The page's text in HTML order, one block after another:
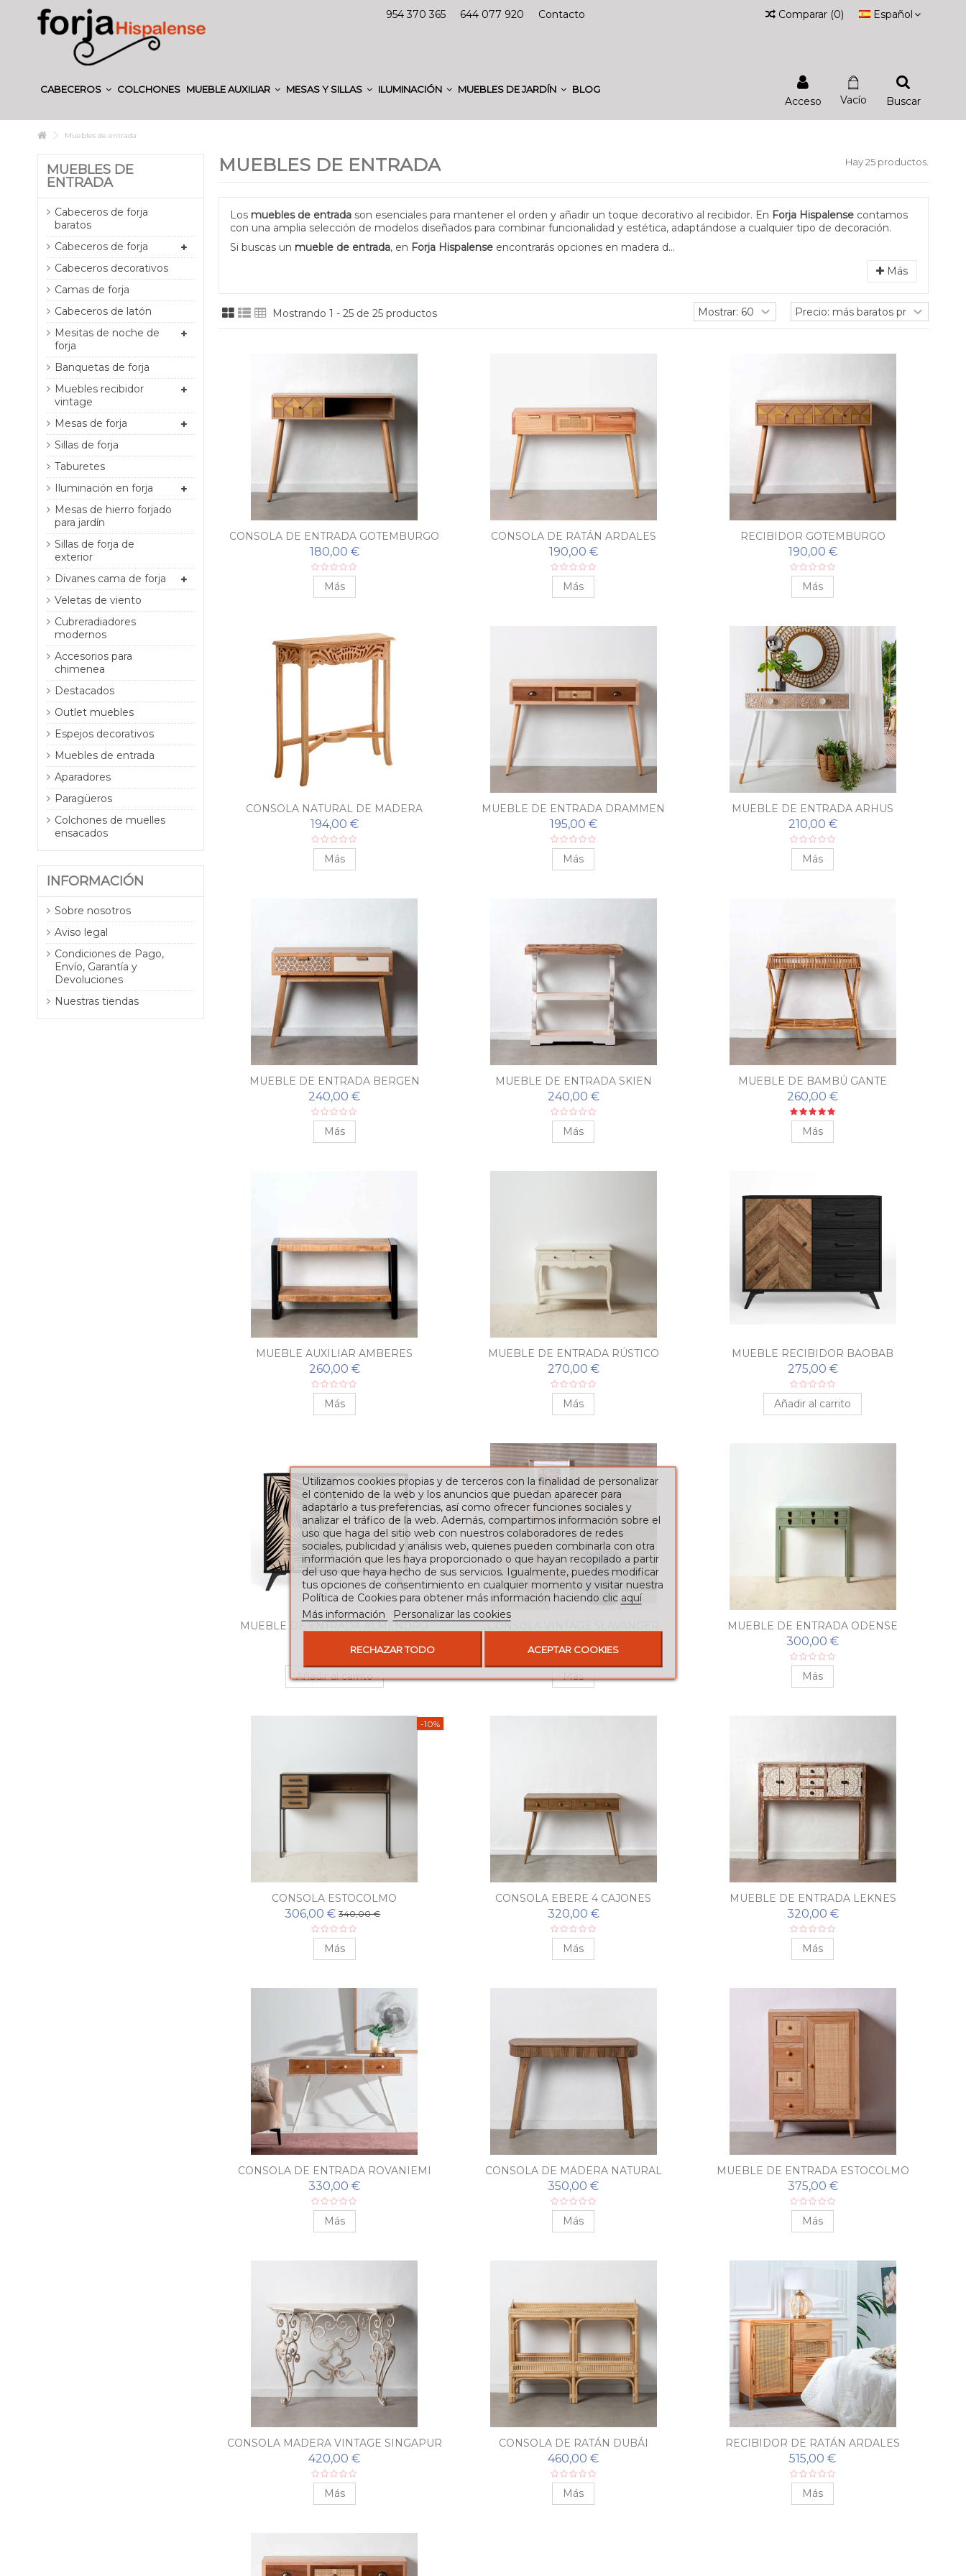
954 370 365 644 077 920 Contacto Español
Comparar (0)
CABECEROS COLCHONES MUEBLE AUXILIAR MESAS Y SILLAS ILUMINACIÓN MUEBLES DE JARDÍN BLOG
Buscar
Vacío
Acceso
Muebles de entrada
MUEBLES DE ENTRADA Hay 25 productos.
Los muebles de entrada son esenciales para mantener el orden y añadir un toque decorativo al recibidor. En Forja Hispalense contamos
con una amplia selección de modelos diseñados para combinar funcionalidad y estética, adaptándose a cualquier tipo de decoración.
Si buscas un mueble de entrada, en Forja Hispalense encontrarás opciones en madera d...
Más
Mostrando 1 - 25 de 25 productos
CONSOLA DE ENTRADA GOTEMBURGO
180,00 €
Más
CONSOLA DE RATÁN ARDALES
190,00 €
Más
RECIBIDOR GOTEMBURGO
190,00 €
Más
CONSOLA NATURAL DE MADERA
ATALAJE
194,00 €
Más
MUEBLE DE ENTRADA DRAMMEN
195,00 €
Más
MUEBLE DE ENTRADA ARHUS
210,00 €
Más
MUEBLE DE ENTRADA BERGEN
240,00 €
Más
MUEBLE DE ENTRADA SKIEN
240,00 €
Más
MUEBLE DE BAMBÚ GANTE
260,00 €
Más
MUEBLE AUXILIAR AMBERES
260,00 €
Más
MUEBLE DE ENTRADA RÚSTICO
CÓRDOBA
270,00 €
Más
MUEBLE RECIBIDOR BAOBAB
275,00 €
Añadir al carrito
MUEBLE DE ENTRADA ALMENDRO
Añadir al carrito
CONSOLA VINTAGE SLAVANGER
Más
MUEBLE DE ENTRADA ODENSE
300,00 €
Más
-10%
CONSOLA ESTOCOLMO
306,00 €340,00 €
Más
CONSOLA EBERE 4 CAJONES
320,00 €
Más
MUEBLE DE ENTRADA LEKNES
320,00 €
Más
CONSOLA DE ENTRADA ROVANIEMI
330,00 €
Más
CONSOLA DE MADERA NATURAL
LONDRES
350,00 €
Más
MUEBLE DE ENTRADA ESTOCOLMO
375,00 €
Más
CONSOLA MADERA VINTAGE SINGAPUR
420,00 €
Más
CONSOLA DE RATÁN DUBÁI
460,00 €
Más
RECIBIDOR DE RATÁN ARDALES
515,00 €
Más
MUEBLES DE
ENTRADA
Cabeceros de forja
baratos
Cabeceros de forja
Cabeceros decorativos
Camas de forja
Cabeceros de latón
Mesitas de noche de
forja
Banquetas de forja
Muebles recibidor
vintage
Mesas de forja
Sillas de forja
Taburetes
Iluminación en forja
Mesas de hierro forjado
para jardín
Sillas de forja de
exterior
Divanes cama de forja
Veletas de viento
Cubreradiadores
modernos
Accesorios para
chimenea
Destacados
Outlet muebles
Espejos decorativos
Muebles de entrada
Aparadores
Paragüeros
Colchones de muelles
ensacados
INFORMACIÓN
Sobre nosotros
Aviso legal
Condiciones de Pago,
Envío, Garantía y
Devoluciones
Nuestras tiendas
Utilizamos cookies propias y de terceros con la finalidad de personalizar
el contenido de la web y los anuncios que puedan aparecer para
adaptarlo a tus preferencias, así como ofrecer funciones sociales y
analizar el tráfico de la web. Además, compartimos información sobre el
uso que haga del sitio web con nuestros colaboradores de redes
sociales, publicidad y análisis web, quienes pueden combinarla con otra
información que les haya proporcionado o que hayan recopilado a partir
del uso que haya hecho de sus servicios. Igualmente, puedes modificar
tus opciones de consentimiento en cualquier momento y visitar nuestra
Política de Cookies para obtener más información haciendo clic aquí
Más información
Personalizar las cookies
RECHAZAR TODO ACEPTAR COOKIES